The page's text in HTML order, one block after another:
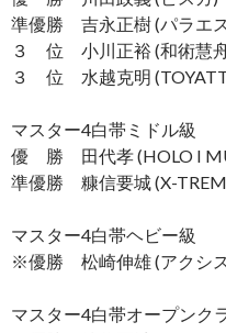
準優勝 吉永正樹 (パラエ
３ 位 小川正裕 (和術慧
３ 位 水越克明
マスター4白帯ミドル級
優 勝 田代孝 (HOLO I
準優勝 糠信要城 (X-
マスター4白帯ヘビー級
※優勝 松崎伸雄 (アクシ
マスター4白帯オープンク